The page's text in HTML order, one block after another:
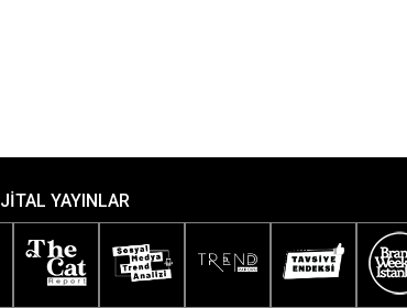
YAYINLAR